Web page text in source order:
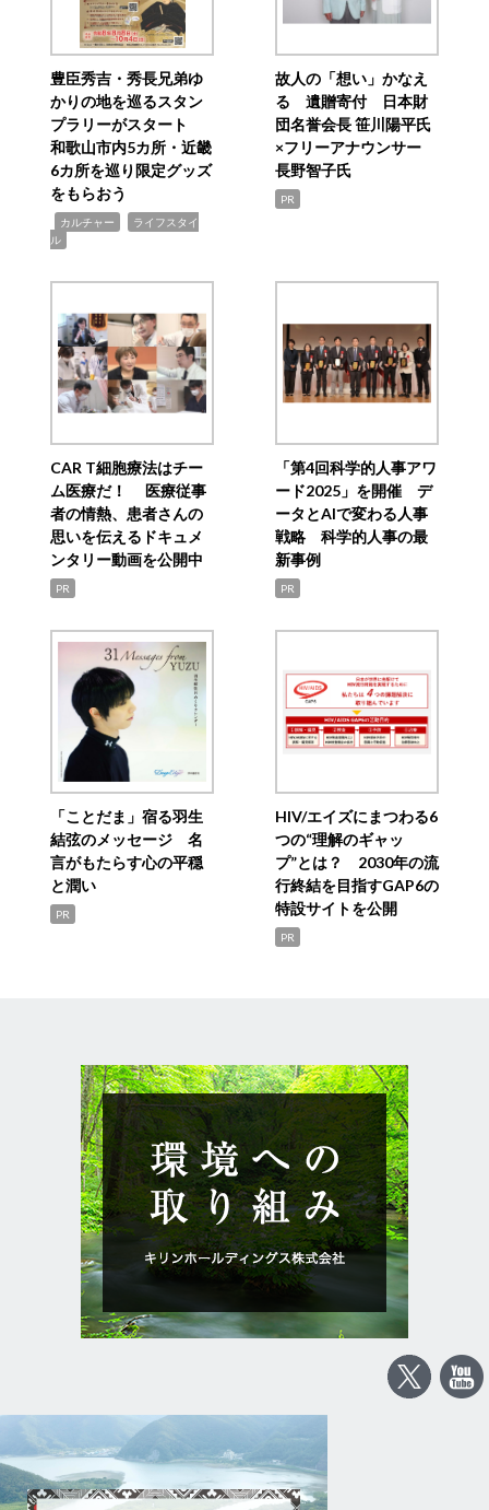
豊臣秀吉・秀長兄弟ゆ
かりの地を巡るスタン
プラリーがスタート
和歌山市内5カ所・近畿
6カ所を巡り限定グッズ
をもらおう
カルチャー
ライフスタイ
ル
故人の「想い」かなえ
る 遺贈寄付 日本財
団名誉会長 笹川陽平氏
×フリーアナウンサー
長野智子氏
PR
CAR T細胞療法はチー
ム医療だ！ 医療従事
者の情熱、患者さんの
思いを伝えるドキュメ
ンタリー動画を公開中
PR
「第4回科学的人事アワ
ード2025」を開催 デ
ータとAIで変わる人事
戦略 科学的人事の最
新事例
PR
「ことだま」宿る羽生
結弦のメッセージ 名
言がもたらす心の平穏
と潤い
PR
HIV/エイズにまつわる6
つの“理解のギャッ
プ”とは？ 2030年の流
行終結を目指すGAP6の
特設サイトを公開
PR